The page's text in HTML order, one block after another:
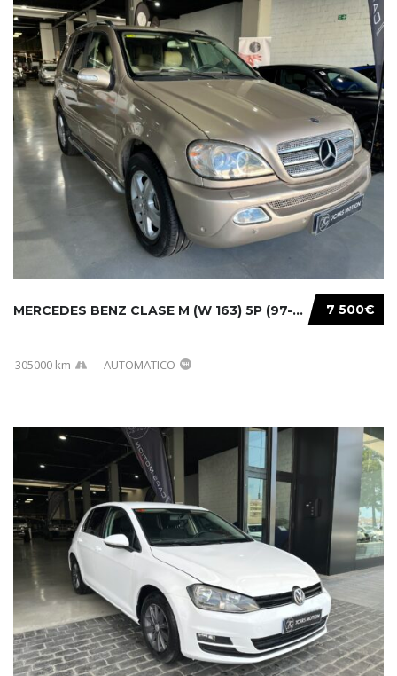
7 500€
MERCEDES BENZ CLASE M (W 163) 5P (97-05) 200...
305000 km AUTOMATICO